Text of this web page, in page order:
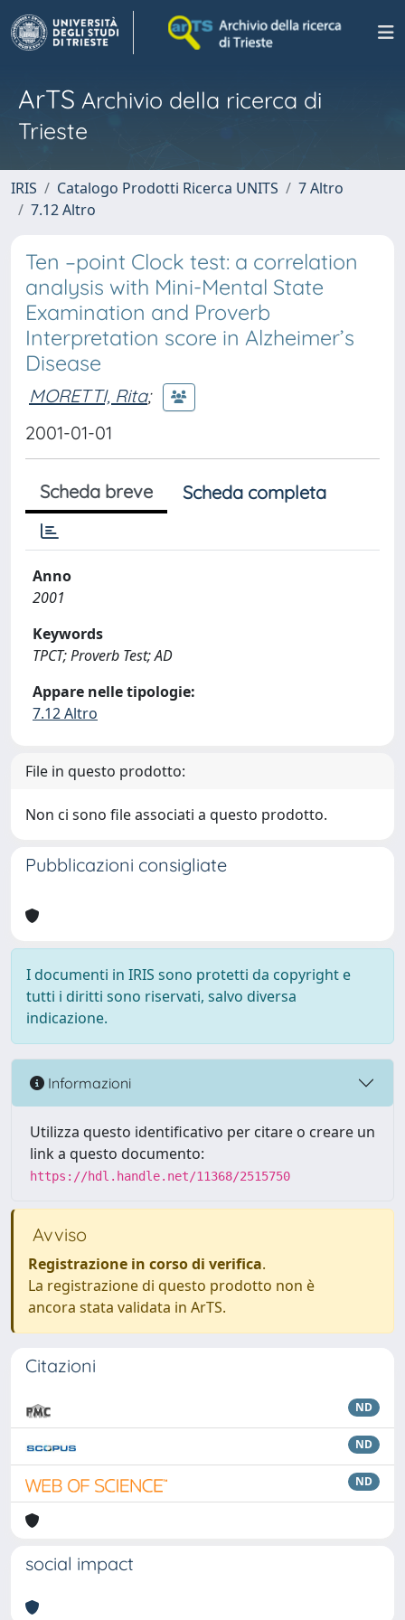
ArTS Archivio della ricerca di
Trieste
IRIS Catalogo Prodotti Ricerca UNITS
7 Altro
7.12 Altro
Ten –point Clock test: a correlation
analysis with Mini-Mental State
Examination and Proverb
Interpretation score in Alzheimer’s
Disease
MORETTI, Rita;
2001-01-01
Scheda breve Scheda completa
Anno
2001
Keywords
TPCT; Proverb Test; AD
Appare nelle tipologie:
7.12 Altro
File in questo prodotto:
Non ci sono file associati a questo prodotto.
Pubblicazioni consigliate
I documenti in IRIS sono protetti da copyright e
tutti i diritti sono riservati, salvo diversa
indicazione.
Informazioni
Utilizza questo identificativo per citare o creare un
link a questo documento:
https://hdl.handle.net/11368/2515750
Avviso
Registrazione in corso di verifica.
La registrazione di questo prodotto non è
ancora stata validata in ArTS.
Citazioni
ND
ND
ND
social impact